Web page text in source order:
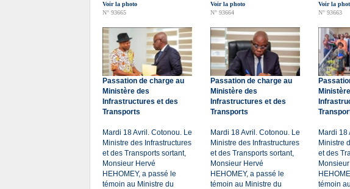
Voir la photo
N° 93665
Voir la photo
N° 93664
Voir la
N° 93663
Passation de charge au
Ministère des
Infrastructures et des
Transports
Mardi 18 Avril. Cotonou. Le
Ministre des Infrastructures
et des Transports sortant,
Monsieur Hervé
HEHOMEY, a passé le
témoin au Ministre du
Passation de charge au
Ministère des
Infrastructures et des
Transports
Mardi 18 Avril. Cotonou. Le
Ministre des Infrastructures
et des Transports sortant,
Monsieur Hervé
HEHOMEY, a passé le
témoin au Ministre du
Mardi 18
Ministre
et des
témoin